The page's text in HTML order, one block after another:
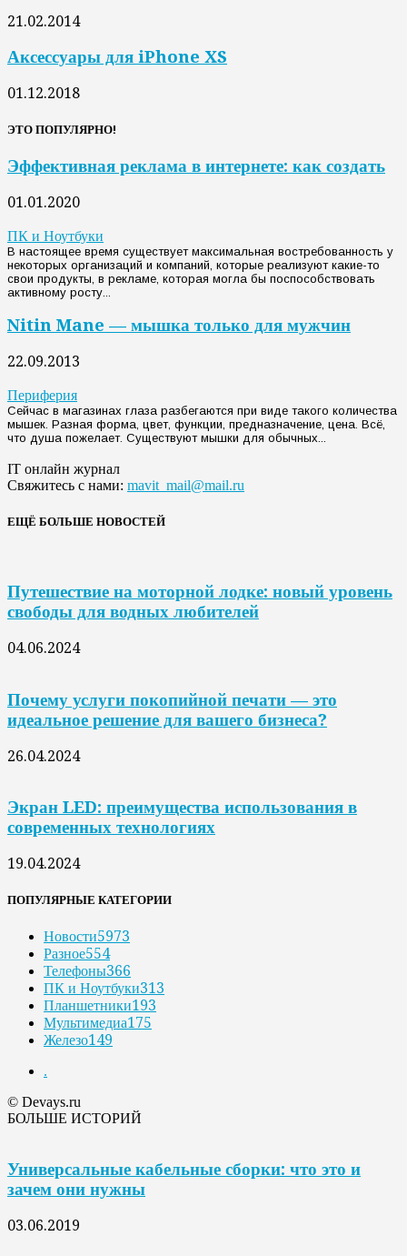
21.02.2014
Аксессуары для iPhone XS
01.12.2018
ЭТО ПОПУЛЯРНО!
Эффективная реклама в интернете: как создать
01.01.2020
ПК и Ноутбуки
В настоящее время существует максимальная востребованность у
некоторых организаций и компаний, которые реализуют какие-то
свои продукты, в рекламе, которая могла бы поспособствовать
активному росту...
Nitin Mane — мышка только для мужчин
22.09.2013
Периферия
Сейчас в магазинах глаза разбегаются при виде такого количества
мышек. Разная форма, цвет, функции, предназначение, цена. Всё,
что душа пожелает. Существуют мышки для обычных...
IT онлайн журнал
Свяжитесь с нами: mavit_mail@mail.ru
ЕЩЁ БОЛЬШЕ НОВОСТЕЙ
Путешествие на моторной лодке: новый уровень
свободы для водных любителей
04.06.2024
Почему услуги покопийной печати — это
идеальное решение для вашего бизнеса?
26.04.2024
Экран LED: преимущества использования в
современных технологиях
19.04.2024
ПОПУЛЯРНЫЕ КАТЕГОРИИ
Новости5973
Разное554
Телефоны366
ПК и Ноутбуки313
Планшетники193
Мультимедиа175
Железо149
.
© Devays.ru
БОЛЬШЕ ИСТОРИЙ
Универсальные кабельные сборки: что это и
зачем они нужны
03.06.2019